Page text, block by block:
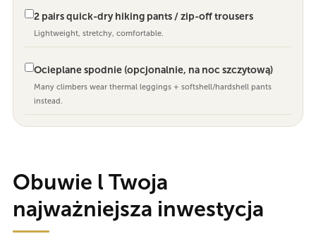
2 pairs quick-dry hiking pants / zip-off trousers
Lightweight, stretchy, comfortable.
Ocieplane spodnie (opcjonalnie, na noc szczytową)
Many climbers wear thermal leggings + softshell/hardshell pants
instead.
Obuwie l Twoja
najważniejsza inwestycja